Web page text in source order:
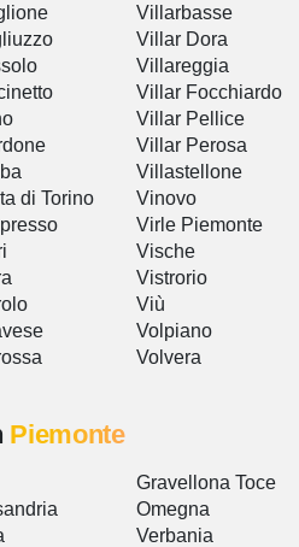
di Torino
Villarbasse
Villar Dora
Villareggia
Villar Focchiardo
Villar Pellice
Villar Perosa
Villastellone
Vinovo
Virle Piemonte
Vische
Vistrorio
Viù
Volpiano
Volvera
Piemonte
Gravellona Toce
Omegna
Verbania